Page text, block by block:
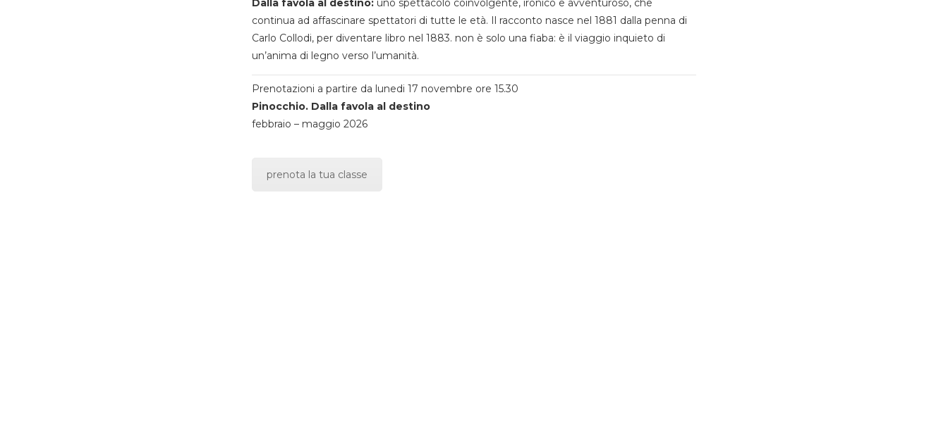
Dalla favola al destino:uno spettacolo coinvolgente, ironico e avventuroso, che
continua ad affascinare spettatori di tutte le età. Il racconto nasce nel 1881 dalla penna di
Carlo Collodi, per diventare libro nel 1883. non è solo una fiaba: è il viaggio inquieto di
un’anima di legno verso l’umanità.
Prenotazioni a partire da lunedi 17 novembre ore 15.30
Pinocchio. Dalla favola al destino
febbraio – maggio 2026
prenota la tua classe